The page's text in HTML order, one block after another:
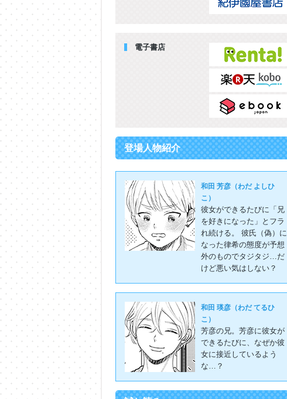
電子書店
登場人物紹介
和田 芳彦（わだ よしひ
こ）
彼女ができるたびに「兄
を好きになった」とフラ
れ続ける。 彼氏（偽）に
なった律希の態度が予想
外のものでタジタジ…だ
けど悪い気はしない？
和田 瑛彦（わだ てるひ
こ）
芳彦の兄。芳彦に彼女が
できるたびに、なぜか彼
女に接近しているよう
な…？